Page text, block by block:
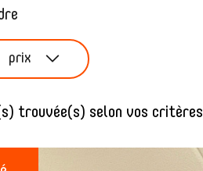
prix
trouvée(s) selon vos critères